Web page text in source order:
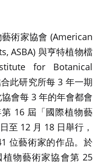
術家協會 (American
ASBA) 與亨特植物檔
for Botanical
此研究所每 3 年一期
會每 3 年的年會都會
16 屆「國際植物藝
至 12 月 18 日舉行，
位藝術家的作品。於
物藝術家協會第 25